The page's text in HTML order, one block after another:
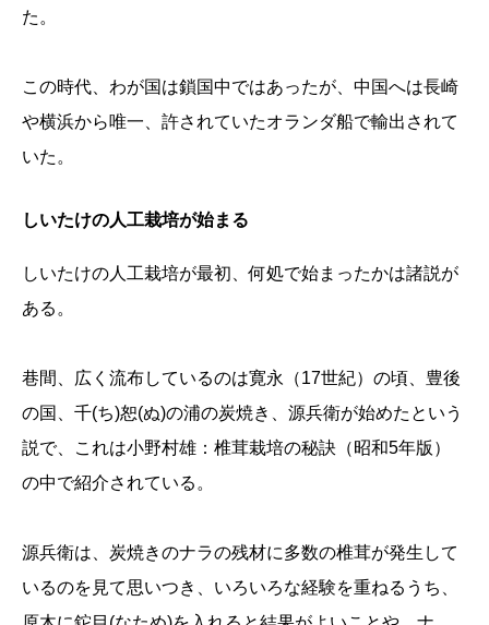
た。
この時代、わが国は鎖国中ではあったが、中国へは長崎
や横浜から唯一、許されていたオランダ船で輸出されて
いた。
しいたけの人工栽培が始まる
しいたけの人工栽培が最初、何処で始まったかは諸説が
ある。
巷間、広く流布しているのは寛永（17世紀）の頃、豊後
の国、千(ち)恕(ぬ)の浦の炭焼き、源兵衛が始めたという
説で、これは小野村雄：椎茸栽培の秘訣（昭和5年版）
の中で紹介されている。
源兵衛は、炭焼きのナラの残材に多数の椎茸が発生して
いるのを見て思いつき、いろいろな経験を重ねるうち、